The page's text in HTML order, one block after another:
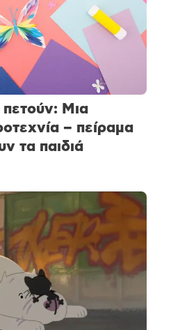
πετούν: Μια
– πείραμα
τα παιδιά